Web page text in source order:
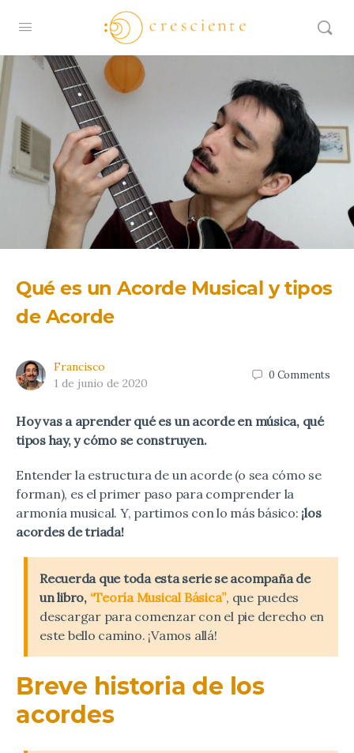
Qué es un Acorde Musical y tipos
de Acorde
Francisco
1 de junio de 2020
0 Comments
Hoy vas a aprender qué es un acorde en música, qué
tipos hay, y cómo se construyen.
Entender la estructura de un acorde (o sea cómo se
forman), es el primer paso para comprender la
armonía musical. Y, partimos con lo más básico: ¡los
acordes de triada!
Recuerda que toda esta serie se acompaña de
un libro, “Teoría Musical Básica”, que puedes
descargar para comenzar con el pie derecho en
este bello camino. ¡Vamos allá!
Breve historia de los
acordes